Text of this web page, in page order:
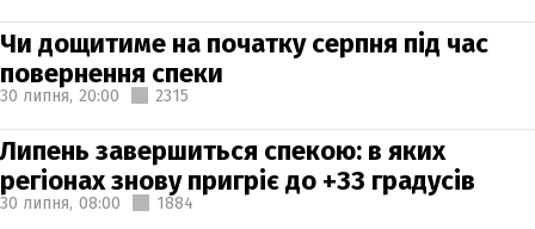
Чи дощитиме на початку серпня під час
повернення спеки
30 липня, 20:00 2315
Липень завершиться спекою: в яких
регіонах знову пригріє до +33 градусів
30 липня, 08:00 1884